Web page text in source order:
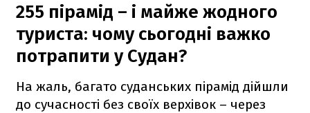
255 пірамід – і майже жодного
туриста: чому сьогодні важко
потрапити у Судан?
На жаль, багато суданських пірамід дійшли
до сучасності без своїх верхівок – через